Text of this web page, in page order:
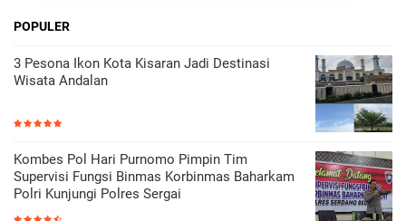
POPULER
3 Pesona Ikon Kota Kisaran Jadi Destinasi
Wisata Andalan
Kombes Pol Hari Purnomo Pimpin Tim
Supervisi Fungsi Binmas Korbinmas Baharkam
Polri Kunjungi Polres Sergai